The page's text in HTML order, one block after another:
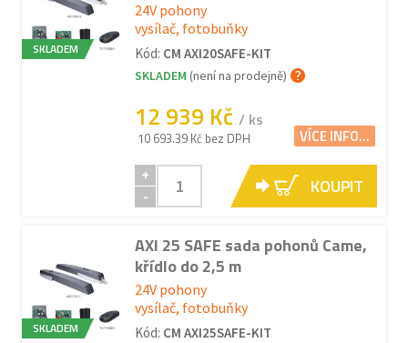
SKLADEM
24V pohony
vysílač, fotobuňky
Kód: CM AXI20SAFE-KIT
SKLADEM (není na prodejně)
12 939 Kč / ks
10 693.39 Kč bez DPH VÍCE INFO...
+
-
KOUPIT
SKLADEM
AXI 25 SAFE sada pohonů Came,
křídlo do 2,5 m
24V pohony
vysílač, fotobuňky
Kód: CM AXI25SAFE-KIT